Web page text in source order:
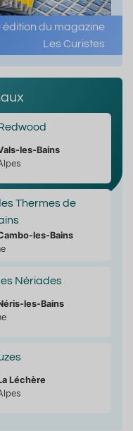
du magazine
Les Curistes
les-Bains
Thermes de
les-Bains
Nériades
les-Bains
Léchère